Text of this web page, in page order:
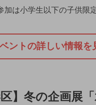
加は小学生以下の子供限
ントの詳しい情報を
区】冬の企画展